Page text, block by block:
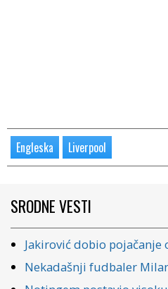
Engleska Liverpool
SRODNE VESTI
Jakirović dobio
Nekadašnji fudbaler